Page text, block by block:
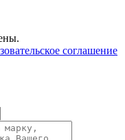
соглашение